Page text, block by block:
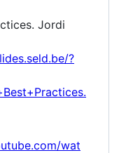
Jordi
?
wat